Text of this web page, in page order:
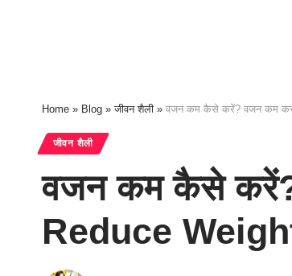
Home » Blog »जीवन शैली » वजन कम कैसे करें? वजन कम
जीवन शैली
वजन कम कैसे
Reduce